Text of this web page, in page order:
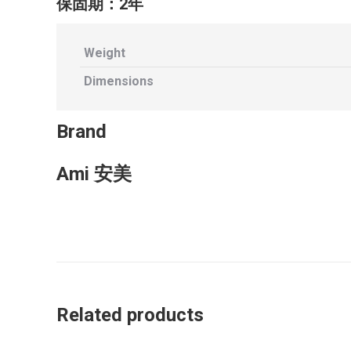
保固期：2年
Weight
Dimensions
Brand
Ami 安美
Related products